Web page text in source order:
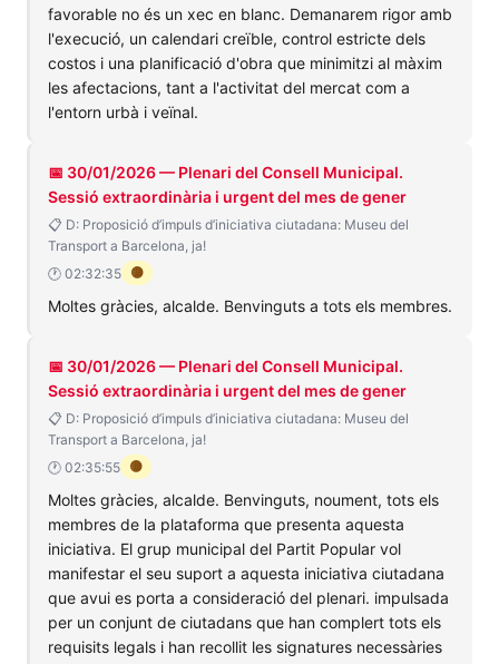
favorable no és un xec en blanc. Demanarem rigor amb
l'execució, un calendari creïble, control estricte dels
costos i una planificació d'obra que minimitzi al màxim
les afectacions, tant a l'activitat del mercat com a
l'entorn urbà i veïnal.
📅 30/01/2026 — Plenari del Consell Municipal.
Sessió extraordinària i urgent del mes de gener
📋 D: Proposició d’impuls d’iniciativa ciutadana: Museu del
Transport a Barcelona, ja!
🕐 02:32:35 🟡
Moltes gràcies, alcalde. Benvinguts a tots els membres.
📅 30/01/2026 — Plenari del Consell Municipal.
Sessió extraordinària i urgent del mes de gener
📋 D: Proposició d’impuls d’iniciativa ciutadana: Museu del
Transport a Barcelona, ja!
🕐 02:35:55 🟡
Moltes gràcies, alcalde. Benvinguts, noument, tots els
membres de la plataforma que presenta aquesta
iniciativa. El grup municipal del Partit Popular vol
manifestar el seu suport a aquesta iniciativa ciutadana
que avui es porta a consideració del plenari. impulsada
per un conjunt de ciutadans que han complert tots els
requisits legals i han recollit les signatures necessàries